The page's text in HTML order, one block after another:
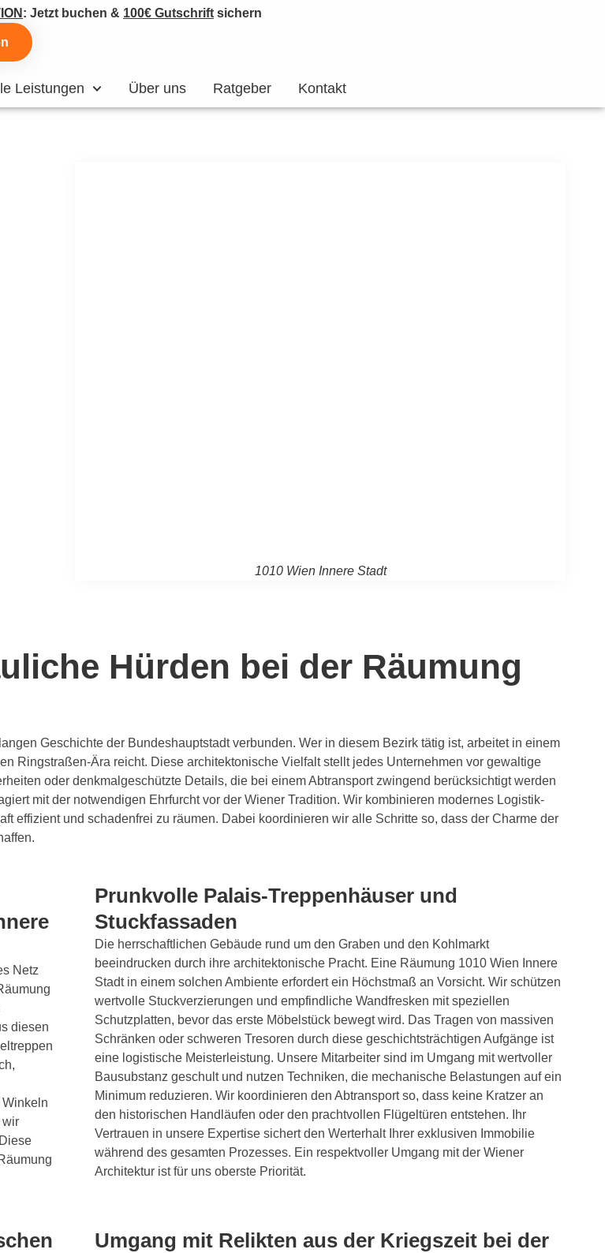
: Jetzt buchen & 100€ Gutschrift sichern
Leistungen Über uns Ratgeber Kontakt
1010 Wien Innere Stadt
Hürden bei der Räumung
Geschichte der Bundeshauptstadt verbunden. Wer in diesem Bezirk tätig ist, arbeitet in einem
Ringstraßen-Ära reicht. Diese architektonische Vielfalt stellt jedes Unternehmen vor gewaltige
oder denkmalgeschützte Details, die bei einem Abtransport zwingend berücksichtigt werden
mit der notwendigen Ehrfurcht vor der Wiener Tradition. Wir kombinieren modernes Logistik-
effizient und schadenfrei zu räumen. Dabei koordinieren wir alle Schritte so, dass der Charme der
Netz
diesen
wir
Prunkvolle Palais-Treppenhäuser und
Stuckfassaden
Die herrschaftlichen Gebäude rund um den Graben und den Kohlmarkt
beeindrucken durch ihre architektonische Pracht. Eine Räumung 1010 Wien Innere
Stadt in einem solchen Ambiente erfordert ein Höchstmaß an Vorsicht. Wir schützen
wertvolle Stuckverzierungen und empfindliche Wandfresken mit speziellen
Schutzplatten, bevor das erste Möbelstück bewegt wird. Das Tragen von massiven
Schränken oder schweren Tresoren durch diese geschichtsträchtigen Aufgänge ist
eine logistische Meisterleistung. Unsere Mitarbeiter sind im Umgang mit wertvoller
Bausubstanz geschult und nutzen Techniken, die mechanische Belastungen auf ein
Minimum reduzieren. Wir koordinieren den Abtransport so, dass keine Kratzer an
den historischen Handläufen oder den prachtvollen Flügeltüren entstehen. Ihr
Vertrauen in unsere Expertise sichert den Werterhalt Ihrer exklusiven Immobilie
während des gesamten Prozesses. Ein respektvoller Umgang mit der Wiener
Architektur ist für uns oberste Priorität.
Umgang mit Relikten aus der Kriegszeit bei der